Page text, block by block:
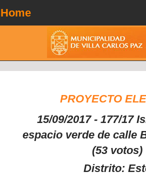
Home
PROYECTO
15/09/2017 - 177/17
espacio verde de calle
(53 votos)
Distrito: